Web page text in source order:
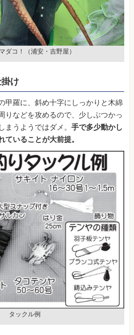
ダコ！（浦安・吉野屋）
け
甲羅に、斜め十字にしっかりと木綿
りなどを攻めるので、少しぶつかっ
まうようではダメ。 手で多少動かし
ていることが大前提。
タックル例